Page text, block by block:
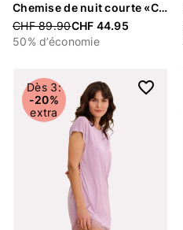
Chemise de nuit courte «Catja»
Price reduced from
CHF 89.90CHF 44.95
50% d’économie
Dès 3:
-20%
extra